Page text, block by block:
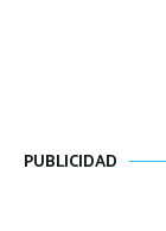
PUBLICIDAD